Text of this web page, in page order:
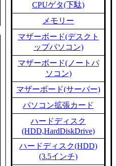
CPUゲタ(下駄)
メモリー
マザーボード(デスクト
ップパソコン)
マザーボード(ノートパ
ソコン)
マザーボード(サーバー)
パソコン拡張カード
ハードディスク
(HDD,HardDiskDrive)
ハードディスク(HDD)
(3.5インチ)